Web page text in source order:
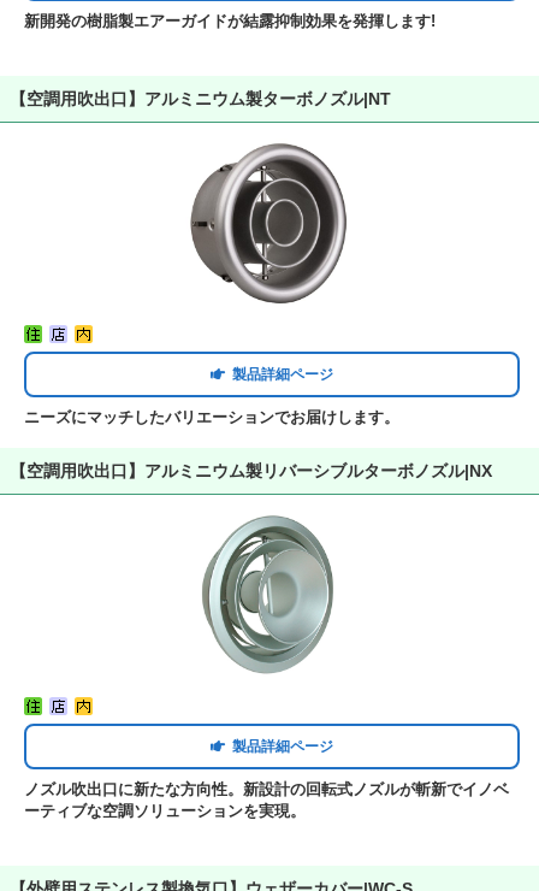
新開発の樹脂製エアーガイドが結露抑制効果を発揮します!
【空調用吹出口】アルミニウム製ターボノズル|NT
製品詳細ページ
ニーズにマッチしたバリエーションでお届けします。
【空調用吹出口】アルミニウム製リバーシブルターボノズル|NX
製品詳細ページ
ノズル吹出口に新たな方向性。新設計の回転式ノズルが斬新でイノベ
ーティブな空調ソリューションを実現。